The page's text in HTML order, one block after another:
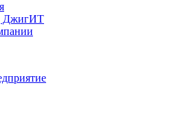
ДжигИТ